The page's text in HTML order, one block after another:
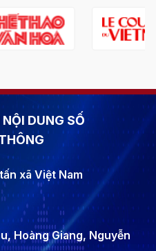
DUNG SỐ
xã Việt Nam
Hoàng Giang, Nguyễn